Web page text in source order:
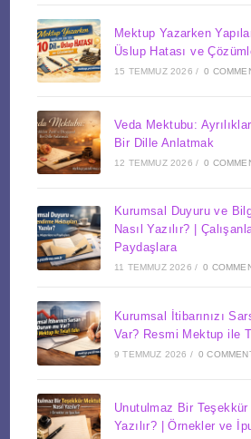
Mektup Yazarken
Üslup Hatası ve
15 TEMMUZ 2026 / 0
Veda Mektubu:
Bir Dille Anlatmak
12 TEMMUZ 2026 / 0
Kurumsal Duyuru ve
Nasıl Yazılır? |
Paydaşlara
11 TEMMUZ 2026 / 0
Kurumsal İtibarınızı
Var? Resmi Mektup ile
9 TEMMUZ 2026 / 0
Unutulmaz Bir Teşekkür
Yazılır? | Örnekler ve